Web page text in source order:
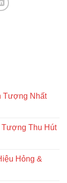
Tượng Nhất
Tượng Thu Hút
Hỏng &